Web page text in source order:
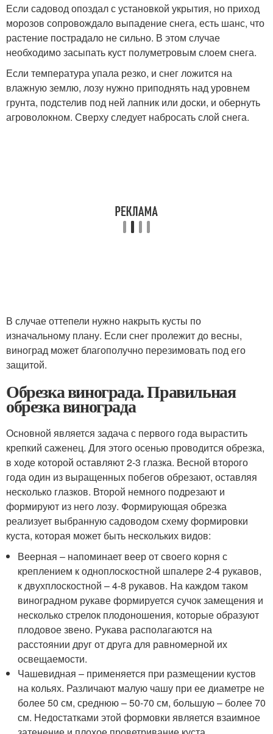
Если садовод опоздал с установкой укрытия, но приход
морозов сопровождало выпадение снега, есть шанс, что
растение пострадало не сильно. В этом случае
необходимо засыпать куст полуметровым слоем снега.
Если температура упала резко, и снег ложится на
влажную землю, лозу нужно приподнять над уровнем
грунта, подстелив под ней лапник или доски, и обернуть
агроволокном. Сверху следует набросать слой снега.
В случае оттепели нужно накрыть кусты по
изначальному плану. Если снег пролежит до весны,
виноград может благополучно перезимовать под его
защитой.
Обрезка винограда. Правильная
обрезка винограда
Основной является задача с первого года вырастить
крепкий саженец. Для этого осенью проводится обрезка,
в ходе которой оставляют 2-3 глазка. Весной второго
года один из выращенных побегов обрезают, оставляя
несколько глазков. Второй немного подрезают и
формируют из него лозу. Формирующая обрезка
реализует выбранную садоводом схему формировки
куста, которая может быть нескольких видов:
Веерная – напоминает веер от своего корня с
креплением к одноплоскостной шпалере 2-4 рукавов,
к двухплоскостной – 4-8 рукавов. На каждом таком
виноградном рукаве формируется сучок замещения и
несколько стрелок плодоношения, которые образуют
плодовое звено. Рукава располагаются на
расстоянии друг от друга для равномерной их
освещаемости.
Чашевидная – применяется при размещении кустов
на кольях. Различают малую чашу при ее диаметре не
более 50 см, среднюю – 50-70 см, большую – более 70
см. Недостатками этой формовки является взаимное